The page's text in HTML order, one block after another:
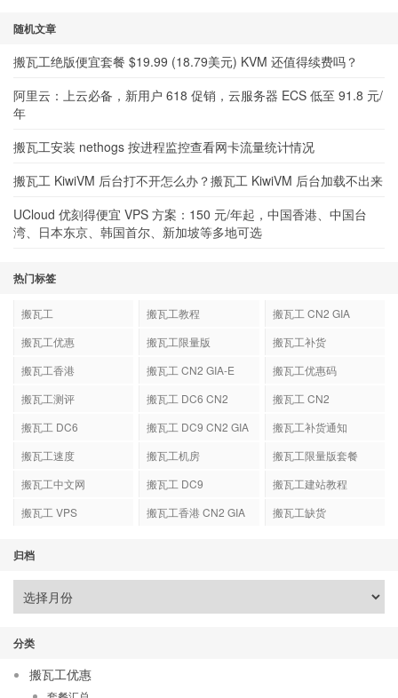
随机文章
搬瓦工绝版便宜套餐 $19.99 (18.79美元) KVM 还值得续费吗？
阿里云：上云必备，新用户 618 促销，云服务器 ECS 低至 91.8 元/
年
搬瓦工安装 nethogs 按进程监控查看网卡流量统计情况
搬瓦工 KiwiVM 后台打不开怎么办？搬瓦工 KiwiVM 后台加载不出来
UCloud 优刻得便宜 VPS 方案：150 元/年起，中国香港、中国台
湾、日本东京、韩国首尔、新加坡等多地可选
热门标签
搬瓦工 搬瓦工教程
搬瓦工 CN2 GIA
搬瓦工优惠
搬瓦工限量版
搬瓦工补货
搬瓦工香港
搬瓦工 CN2 GIA-E
搬瓦工优惠码
搬瓦工测评
搬瓦工 DC6 CN2
搬瓦工 CN2
搬瓦工 DC6
搬瓦工 DC9 CN2 GIA
搬瓦工补货通知
搬瓦工速度
搬瓦工机房
搬瓦工限量版套餐
搬瓦工中文网
搬瓦工 DC9
搬瓦工建站教程
搬瓦工 VPS
搬瓦工香港 CN2 GIA 搬瓦工缺货
归档
分类
搬瓦工优惠